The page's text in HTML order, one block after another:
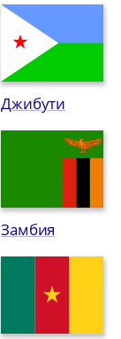
Джибути
Замбия